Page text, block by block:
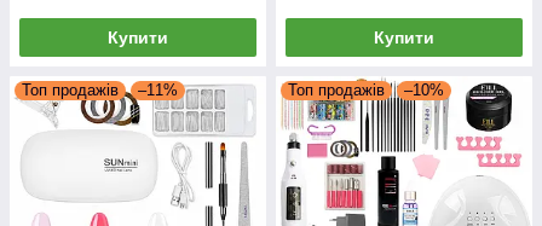
Купити Купити
Топ продажів –11% Топ продажів –10%